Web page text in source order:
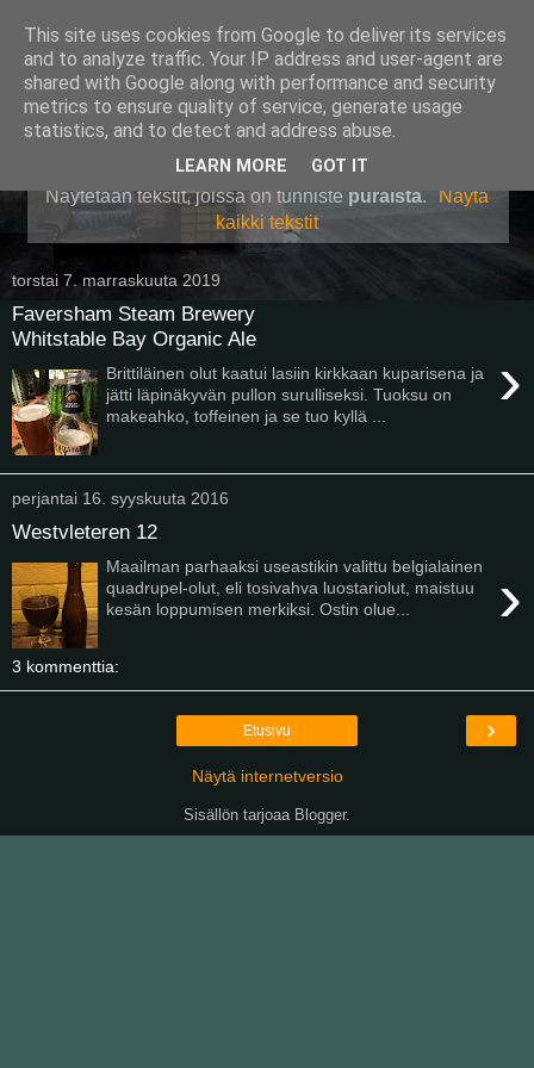
Pullollinen
Näytetään tekstit, joissa on tunniste puraista.
Näytä
kaikki tekstit
torstai 7. marraskuuta 2019
Faversham Steam Brewery
Whitstable Bay Organic Ale
›
Brittiläinen olut kaatui lasiin kirkkaan kuparisena ja
jätti läpinäkyvän pullon surulliseksi. Tuoksu on
makeahko, toffeinen ja se tuo kyllä ...
perjantai 16. syyskuuta 2016
Westvleteren 12
›
Maailman parhaaksi useastikin valittu belgialainen
quadrupel-olut, eli tosivahva luostariolut, maistuu
kesän loppumisen merkiksi. Ostin olue...
3 kommenttia:
›
Etusivu
Näytä internetversio
Sisällön tarjoaa Blogger.
This site uses cookies from Google to deliver its services
and to analyze traffic. Your IP address and user-agent are
shared with Google along with performance and security
metrics to ensure quality of service, generate usage
statistics, and to detect and address abuse.
LEARN MORE GOT IT